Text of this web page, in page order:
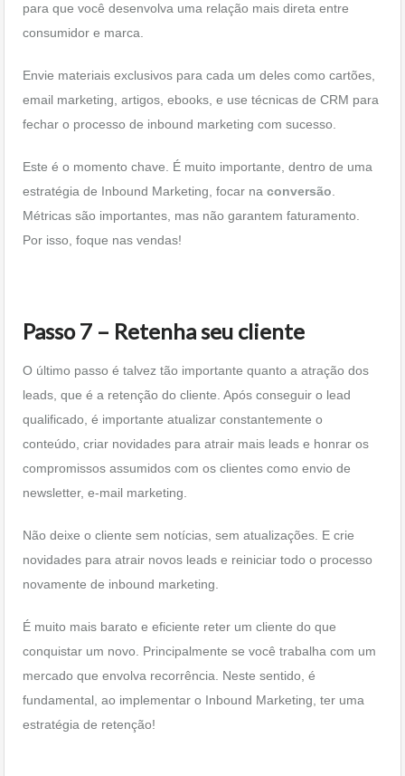
para que você desenvolva uma relação mais direta entre
consumidor e marca.
Envie materiais exclusivos para cada um deles como cartões,
email marketing, artigos, ebooks, e use técnicas de CRM para
fechar o processo de inbound marketing com sucesso.
Este é o momento chave. É muito importante, dentro de uma
estratégia de Inbound Marketing, focar na conversão
Métricas são importantes, mas não garantem faturamento.
Por isso, foque nas vendas!
Passo 7 – Retenha seu cliente
O último passo é talvez tão importante quanto a atração dos
leads, que é a retenção do cliente. Após conseguir o lead
qualificado, é importante atualizar constantemente o
conteúdo, criar novidades para atrair mais leads e honrar os
compromissos assumidos com os clientes como envio de
newsletter, e-mail marketing.
Não deixe o cliente sem notícias, sem atualizações. E crie
novidades para atrair novos leads e reiniciar todo o processo
novamente de inbound marketing.
É muito mais barato e eficiente reter um cliente do que
conquistar um novo. Principalmente se você trabalha com um
mercado que envolva recorrência. Neste sentido, é
fundamental, ao implementar o Inbound Marketing, ter uma
estratégia de retenção!